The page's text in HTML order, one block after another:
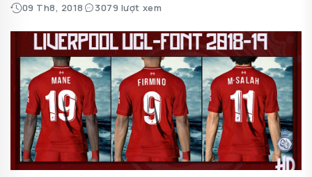
09 Th8, 2018 3079 lượt xem